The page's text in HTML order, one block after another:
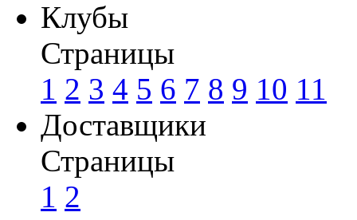
Клубы
Страницы
1 2 3 4 5 6 7 8 9 10 11
Доставщики
Страницы
1 2